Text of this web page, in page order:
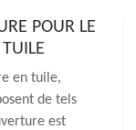
POUR LE
en tuile,
de tels
est